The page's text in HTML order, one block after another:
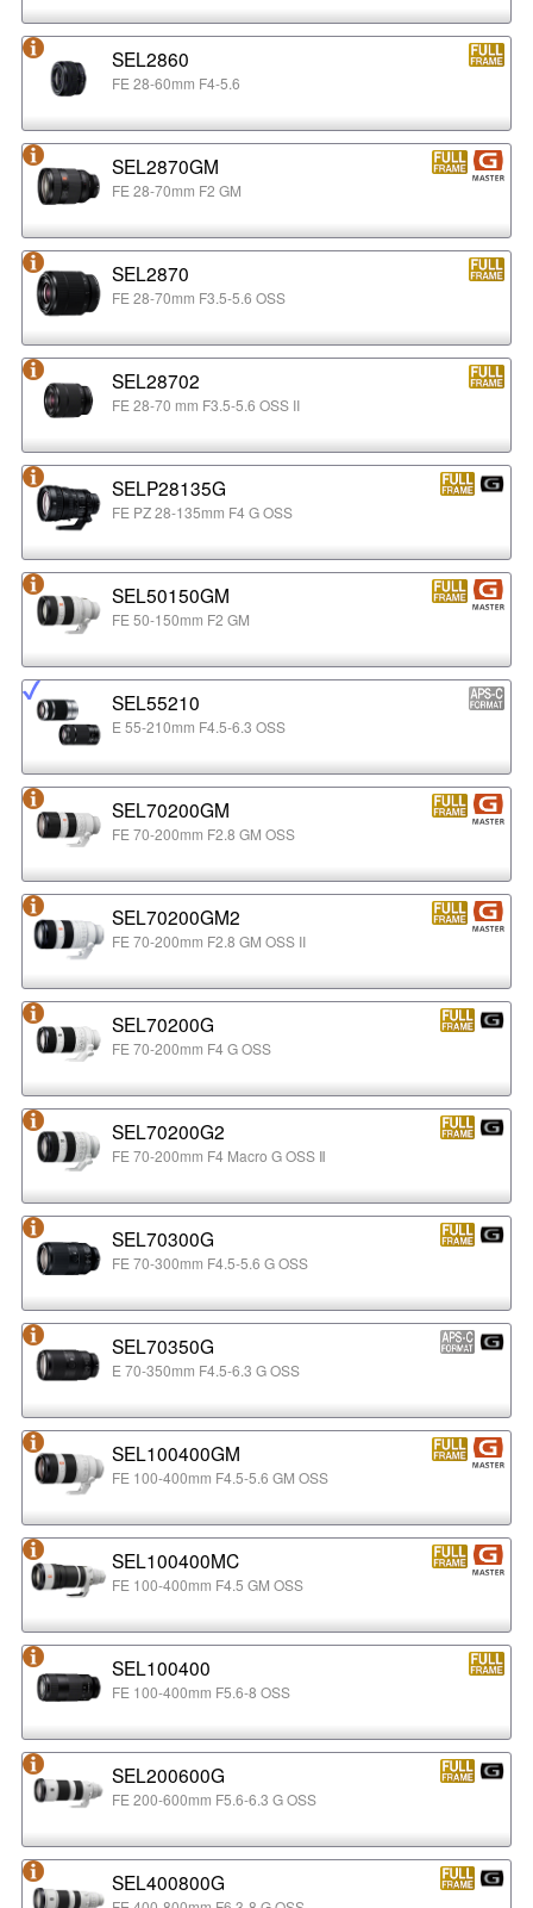
SEL2860
FE 28-60mm F4-5.6
SEL2870GM
FE 28-70mm F2 GM
SEL2870
FE 28-70mm F3.5-5.6 OSS
SEL28702
FE 28-70 mm F3.5-5.6 OSS II
SELP28135G
FE PZ 28-135mm F4 G OSS
SEL50150GM
FE 50-150mm F2 GM
SEL55210
E 55-210mm F4.5-6.3 OSS
SEL70200GM
FE 70-200mm F2.8 GM OSS
SEL70200GM2
FE 70-200mm F2.8 GM OSS II
SEL70200G
FE 70-200mm F4 G OSS
SEL70200G2
FE 70-200mm F4 Macro G OSS Ⅱ
SEL70300G
FE 70-300mm F4.5-5.6 G OSS
SEL70350G
E 70-350mm F4.5-6.3 G OSS
SEL100400GM
FE 100-400mm F4.5-5.6 GM OSS
SEL100400MC
FE 100-400mm F4.5 GM OSS
SEL100400
FE 100-400mm F5.6-8 OSS
SEL200600G
FE 200-600mm F5.6-6.3 G OSS
SEL400800G